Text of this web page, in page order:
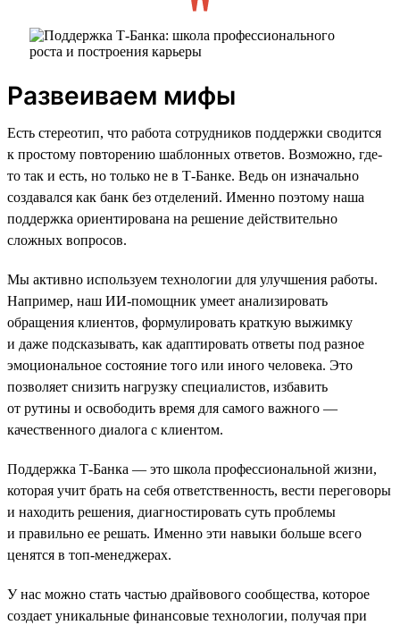
Развеиваем мифы
Есть стереотип, что работа сотрудников поддержки сводится
к простому повторению шаблонных ответов. Возможно, где-
то так и есть, но только не в Т-Банке. Ведь он изначально
создавался как банк без отделений. Именно поэтому наша
поддержка ориентирована на решение действительно
сложных вопросов.
Мы активно используем технологии для улучшения работы.
Например, наш ИИ-помощник умеет анализировать
обращения клиентов, формулировать краткую выжимку
и даже подсказывать, как адаптировать ответы под разное
эмоциональное состояние того или иного человека. Это
позволяет снизить нагрузку специалистов, избавить
от рутины и освободить время для самого важного —
качественного диалога с клиентом.
Поддержка Т-Банка — это школа профессиональной жизни,
которая учит брать на себя ответственность, вести переговоры
и находить решения, диагностировать суть проблемы
и правильно ее решать. Именно эти навыки больше всего
ценятся в топ-менеджерах.
У нас можно стать частью драйвового сообщества, которое
создает уникальные финансовые технологии, получая при